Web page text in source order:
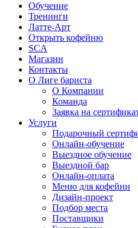
Обучение
Тренинги
Латте-Арт
Открыть кофейню
SCA
Магазин
Контакты
О Лиге бариста
О Компании
Команда
Заявка на
Услуги
Подарочный
Онлайн-обучение
Выездное обучение
Выездной бар
Онлайн-оплата
Меню для кофейни
Дизайн-проект
Подбор места
Поставщики